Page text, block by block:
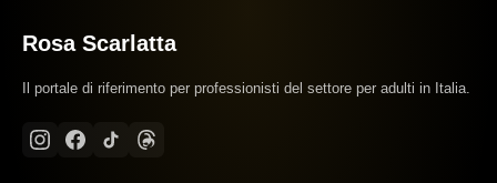
Rosa Scarlatta
Il portale di riferimento per professionisti del settore per adulti in Italia.